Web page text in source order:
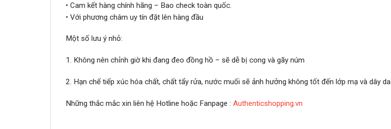
• Cam kết hàng chính hãng – Bao check toàn quốc.
• Với phương châm uy tín đặt lên hàng đầu
Một số lưu ý nhỏ:
1. Không nên chỉnh giờ khi đang đeo đồng hồ – sẽ dễ bị cong và gãy núm
2. Hạn chế tiếp xúc hóa chất, chất tẩy rửa, nước muối sẽ ảnh hưởng không tốt đến lớp mạ và dây da
Những thắc mắc xin liên hệ Hotline hoặc Fanpage : Authenticshopping.vn